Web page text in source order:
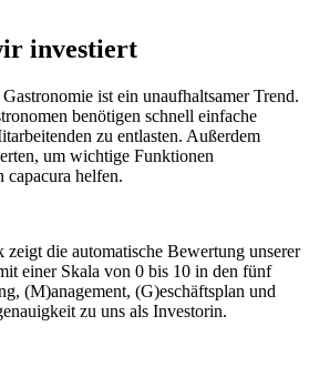
investiert
ist ein unaufhaltsamer Trend.
benötigen schnell einfache
zu entlasten. Außerdem
um wichtige Funktionen
capacura helfen.
zeigt die automatische Bewertung unserer
einer Skala von 0 bis 10 in den fünf
(M)anagement, (G)eschäftsplan und
zu uns als Investorin.